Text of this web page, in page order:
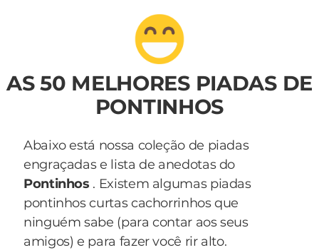
AS 50 MELHORES PIADAS DE
PONTINHOS
Abaixo está nossa coleção de piadas
engraçadas e lista de anedotas do
Pontinhos . Existem algumas piadas
pontinhos curtas cachorrinhos que
ninguém sabe (para contar aos seus
amigos) e para fazer você rir alto.